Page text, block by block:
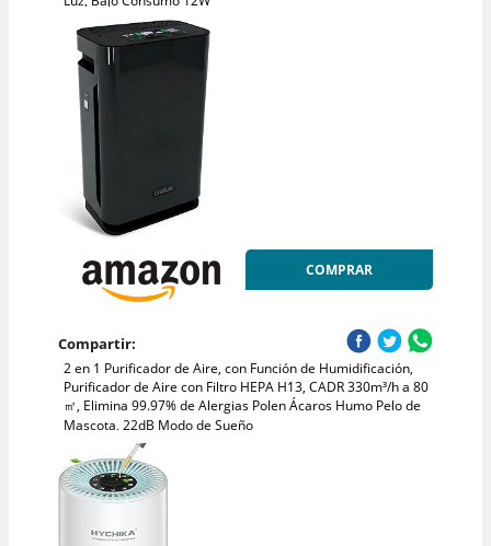
COMPRAR
Compartir:
2 en 1 Purificador de Aire, con Función de Humidificación,
Purificador de Aire con Filtro HEPA H13, CADR 330m³/h a 80
㎡, Elimina 99.97% de Alergias Polen Ácaros Humo Pelo de
Mascota, 22dB Modo de Sueño